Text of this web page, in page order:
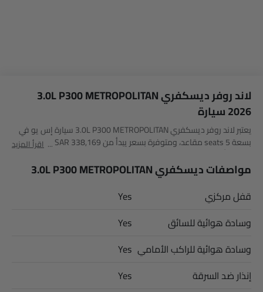
لاند روفر ديسكفري 3.0L P300 METROPOLITAN
2026 سيارة
يعتبر لاند روفر ديسكفري 3.0L P300 METROPOLITAN سيارة إس يو في
بسعة 5 seats مقاعد، ومتوفرة بسعر يبدأ من SAR 338,169 في Saudi
2073 MM W x 1888 MM H. أهم المنافسين لـ ديسكفري 3.0L P300
METROPOLITAN هم AMG GLB 35 4MATIC, AMG GLA 35 4MATIC,
AMG GLA 45 S 4MATIC Plus و Huge E1.
اقرأ المزيد
مواصفات ديسكفري 3.0L P300 METROPOLITAN
قفل مركزي
Yes
وسادة هوائية للسائق
Yes
وسادة هوائية للراكب الأمامي Yes
إنذار ضد السرقة
Yes